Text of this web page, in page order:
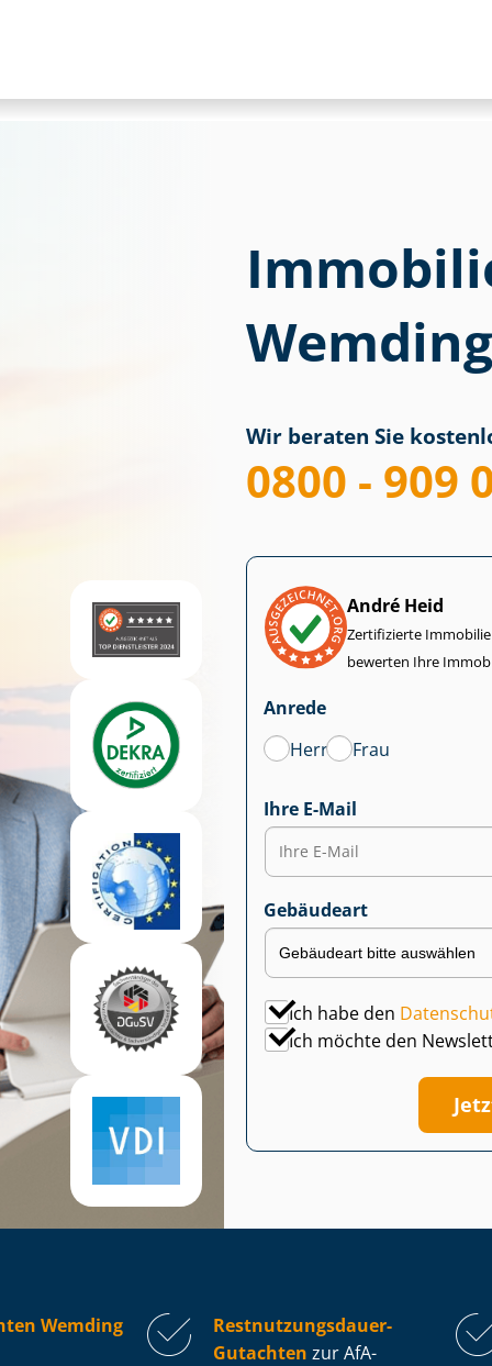
Wemding
Wir beraten Sie
0800 - 909
André Heid
Zertifizierte
bewerten Ihre
Anrede
Herr
Frau
Ihre E-Mail
Gebäudeart
Ich habe den
Ich möchte den
Wemding
Rest­nut­zungs­dau­er-
Gutachten zur AfA-